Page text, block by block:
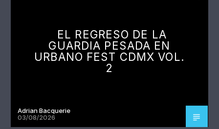
EL REGRESO DE LA
GUARDIA PESADA EN
URBANO FEST CDMX VOL.
2
Adrian Bacquerie
03/08/2026